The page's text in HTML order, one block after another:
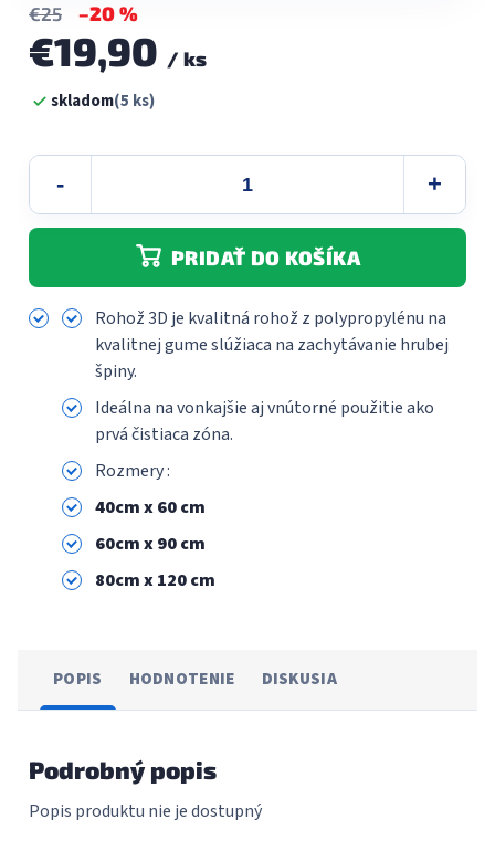
€25 –20 %
€19,90 / ks
Jednotková
cena:skladom(5 ks)
PRIDAŤ DO KOŠÍKA
Rohož 3D je kvalitná rohož z polypropylénu na
kvalitnej gume slúžiaca na zachytávanie hrubej
špiny.
Ideálna na vonkajšie aj vnútorné použitie ako
prvá čistiaca zóna.
Rozmery :
40cm x 60 cm
60cm x 90 cm
80cm x 120 cm
POPIS HODNOTENIE DISKUSIA
Podrobný popis
Popis produktu nie je dostupný